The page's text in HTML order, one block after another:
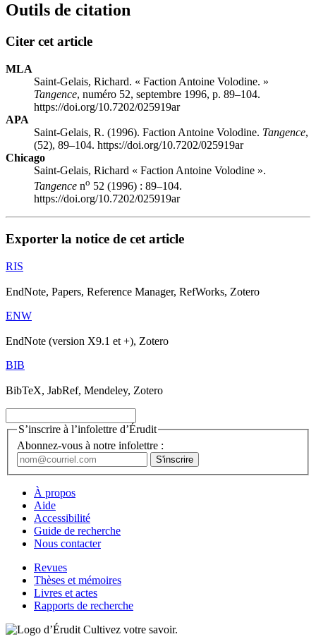
Outils de citation
Citer cet article
MLA
Saint-Gelais, Richard. « Faction Antoine Volodine. »
Tangence, numéro 52, septembre 1996, p. 89–104.
https://doi.org/10.7202/025919ar
APA
Saint-Gelais, R. (1996). Faction Antoine Volodine. Tangence,
(52), 89–104. https://doi.org/10.7202/025919ar
Chicago
Saint-Gelais, Richard « Faction Antoine Volodine ».
Tangence no 52 (1996) : 89–104.
https://doi.org/10.7202/025919ar
Exporter la notice de cet article
RIS
EndNote, Papers, Reference Manager, RefWorks, Zotero
ENW
EndNote (version X9.1 et +), Zotero
BIB
BibTeX, JabRef, Mendeley, Zotero
S’inscrire à l’infolettre d’Érudit
Abonnez-vous à notre infolettre :
À propos
Aide
Accessibilité
Guide de recherche
Nous contacter
Revues
Thèses et mémoires
Livres et actes
Rapports de recherche
Cultivez votre savoir.